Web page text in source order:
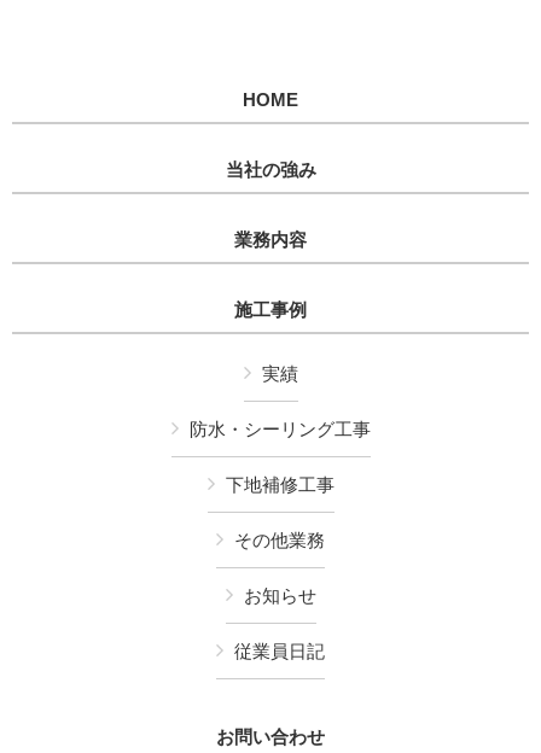
HOME
当社の強み
業務内容
施工事例
実績
防水・シーリング工事
下地補修工事
その他業務
お知らせ
従業員日記
お問い合わせ